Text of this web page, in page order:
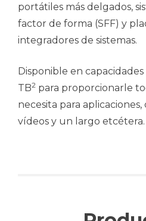
portátiles más delgados,
factor de forma (SFF) y
integradores de sistemas.
Disponible en
TB2 para proporcionarle
necesita para
vídeos y un largo etcétera.